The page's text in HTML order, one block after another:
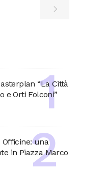
“La Città
e Orti Folconi”
una
in Piazza Marco